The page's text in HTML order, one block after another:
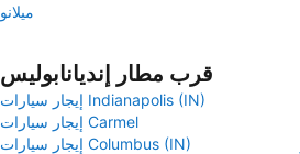
ميلانو
قرب مطار إنديانابوليس
إيجار سيارات Indianapolis (IN)
إيجار سيارات Carmel
إيجار سيارات Columbus (IN)